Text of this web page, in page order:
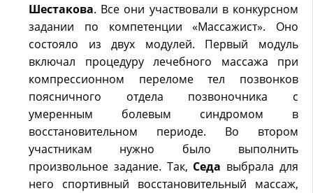
Шестакова. Все они участвовали в конкурсном
задании по компетенции «Массажист». Оно
состояло из двух модулей. Первый модуль
включал процедуру лечебного массажа при
компрессионном переломе тел позвонков
поясничного отдела позвоночника с
умеренным болевым синдромом в
восстановительном периоде. Во втором
участникам нужно было выполнить
произвольное задание. Так, Седа выбрала для
него спортивный восстановительный массаж,